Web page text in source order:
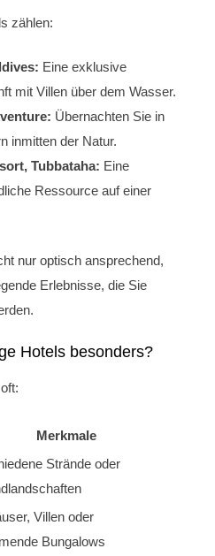
zählen:
Eine exklusive
mit Villen über dem Wasser.
Übernachten Sie in
inmitten der Natur.
Tubbataha: Eine
Ressource auf einer
nur optisch ansprechend,
Erlebnisse, die Sie
Hotels besonders?
Merkmale
Strände oder
Villen oder
Bungalows